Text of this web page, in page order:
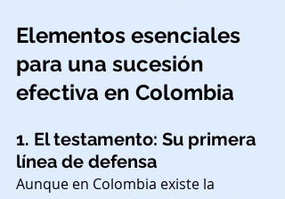
Elementos esenciales
para una sucesión
efectiva en Colombia
1. El testamento: Su primera
línea de defensa
Aunque en Colombia existe la